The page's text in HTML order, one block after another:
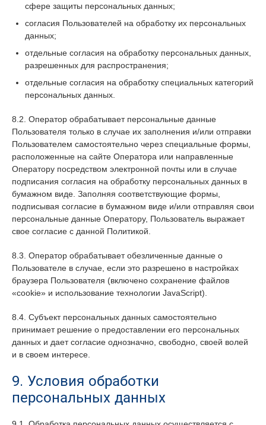
сфере защиты персональных данных;
согласия Пользователей на обработку их персональных
данных;
отдельные согласия на обработку персональных данных,
разрешенных для распространения;
отдельные согласия на обработку специальных категорий
персональных данных.
8.2. Оператор обрабатывает персональные данные
Пользователя только в случае их заполнения и/или отправки
Пользователем самостоятельно через специальные формы,
расположенные на сайте Оператора или направленные
Оператору посредством электронной почты или в случае
подписания согласия на обработку персональных данных в
бумажном виде. Заполняя соответствующие формы,
подписывая согласие в бумажном виде и/или отправляя свои
персональные данные Оператору, Пользователь выражает
свое согласие с данной Политикой.
8.3. Оператор обрабатывает обезличенные данные о
Пользователе в случае, если это разрешено в настройках
браузера Пользователя (включено сохранение файлов
«cookie» и использование технологии JavaScript).
8.4. Субъект персональных данных самостоятельно
принимает решение о предоставлении его персональных
данных и дает согласие однозначно, свободно, своей волей
и в своем интересе.
9. Условия обработки
персональных данных